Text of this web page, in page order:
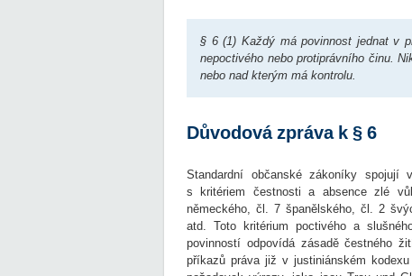
§ 6 (1) Každý má povinnost jednat v
nepoctivého nebo protiprávního činu.
nebo nad kterým má kontrolu.
Důvodová zpráva k § 6
Standardní občanské zákoníky spojují
s kritériem čestnosti a absence zlé
německého, čl. 7 španělského, čl. 2
atd. Toto kritérium poctivého a
povinností odpovídá zásadě čestného
příkazů práva již v justiniánském